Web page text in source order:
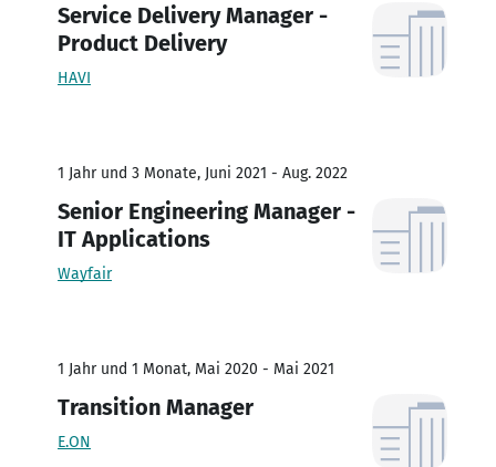
Service Delivery Manager -
Product Delivery
HAVI
1 Jahr und 3 Monate, Juni 2021 - Aug. 2022
Senior Engineering Manager -
IT Applications
Wayfair
1 Jahr und 1 Monat, Mai 2020 - Mai 2021
Transition Manager
E.ON